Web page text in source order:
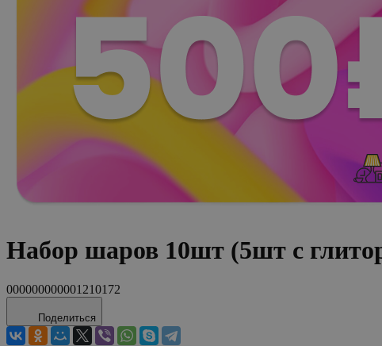
Набор шаров 10шт (5шт с
000000000001210172
Поделиться